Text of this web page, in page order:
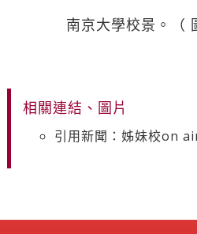
南京大學校景。
相關連結、圖片
引用新聞：姊妹校on